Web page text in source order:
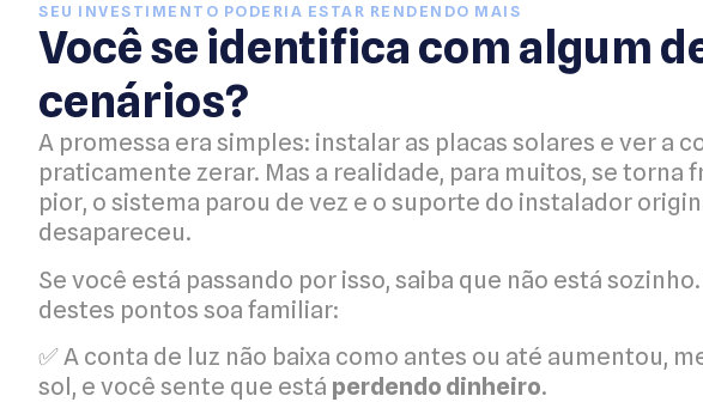
SEU INVESTIMENTO PODERIA ESTAR RENDENDO MAIS
Você se identifica com algum
cenários?
A promessa era simples: instalar as placas solares e ver a
praticamente zerar. Mas a realidade, para muitos, se torna
pior, o sistema parou de vez e o suporte do instalador
desapareceu.
Se você está passando por isso, saiba que não está
destes pontos soa familiar:
✅ A conta de luz não baixa como antes ou até aumentou,
sol, e você sente que está perdendo dinheiro.